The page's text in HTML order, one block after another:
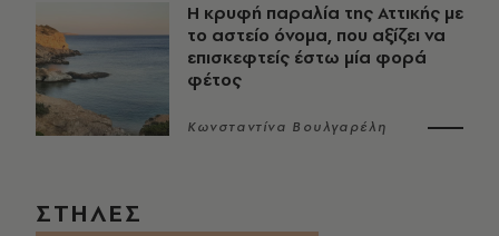
Η κρυφή παραλία της Αττικής με
το αστείο όνομα, που αξίζει να
επισκεφτείς έστω μία φορά
φέτος
Κωνσταντίνα Βουλγαρέλη
ΣΤΗΛΕΣ